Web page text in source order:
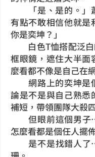
「是、是的。」
有點不敢相信他就是
你是奕坤？」
白色T恤搭配泛白
框眼鏡，遮住大半面
麼看都不像是自己在
網路上的奕坤是
論是不是與自己熟悉
補短，帶領團隊大
但眼前這個男子
怎麼看都是個任人擺
是不是找錯人了